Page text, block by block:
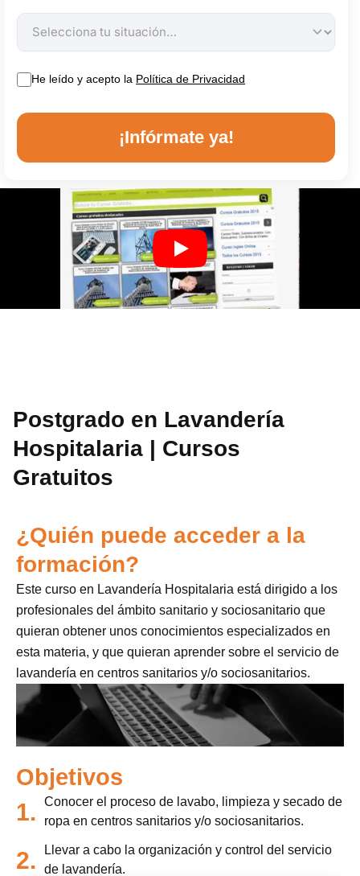
He leído y acepto la Política de Privacidad
¡Infórmate ya!
Postgrado en Lavandería
Hospitalaria | Cursos
Gratuitos
¿Quién puede acceder a la
formación?
Este curso en Lavandería Hospitalaria está dirigido a los
profesionales del ámbito sanitario y sociosanitario que
quieran obtener unos conocimientos especializados en
esta materia, y que quieran aprender sobre el servicio de
lavandería en centros sanitarios y/o sociosanitarios.
Objetivos
1.
Conocer el proceso de lavabo, limpieza y secado de
ropa en centros sanitarios y/o sociosanitarios.
2.
Llevar a cabo la organización y control del servicio
de lavandería.